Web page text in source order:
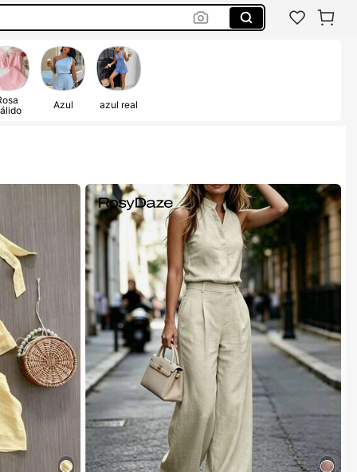
Azul azul real